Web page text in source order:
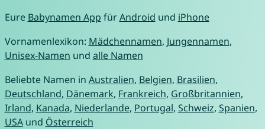
Eure Babynamen App fürAndroid und iPhone
Vornamenlexikon: Mädchennamen, Jungennamen,
Unisex-Namen und alle Namen
Beliebte Namen in Australien, Belgien, Brasilien,
Deutschland, Dänemark, Frankreich, Großbritannien,
Irland, Kanada, Niederlande, Portugal, Schweiz, Spanien,
USAund Österreich